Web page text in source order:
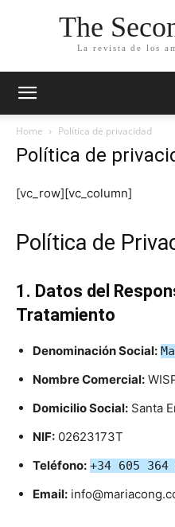
The
La revista de los
Home Política de privacidad
Política de
[vc_row][vc_column]
Política de
1. Datos del
Tratamiento
Denominación Social:
Nombre Comercial:
Domicilio Social: Santa
NIF: 02623173T
Teléfono: +34 605 364
Email: